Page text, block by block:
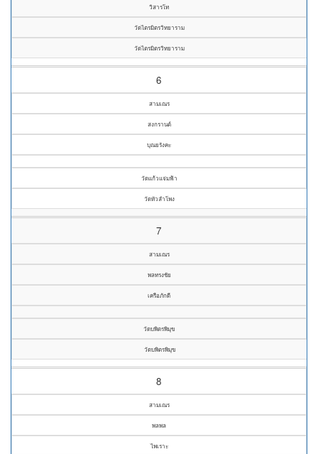
วิสารโท
วัดไตรมิตรวิทยาราม
วัดไตรมิตรวิทยาราม
6
สามเณร
สงกรานต์
บุณยรังคะ
วัดแก้วแจ่มฟ้า
วัดหัวลำโพง
7
สามเณร
พลทรงชัย
เครือภักดี
วัดบพิตรพิมุข
วัดบพิตรพิมุข
8
สามเณร
พลพล
ไพเราะ